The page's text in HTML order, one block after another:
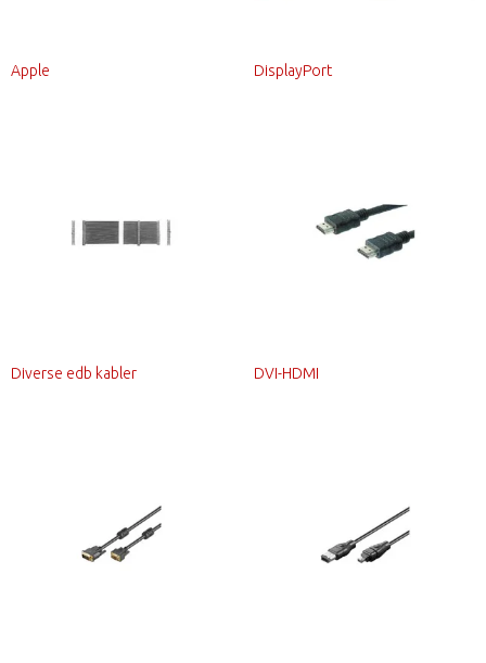
Apple DisplayPort
Diverse edb kabler DVI-HDMI